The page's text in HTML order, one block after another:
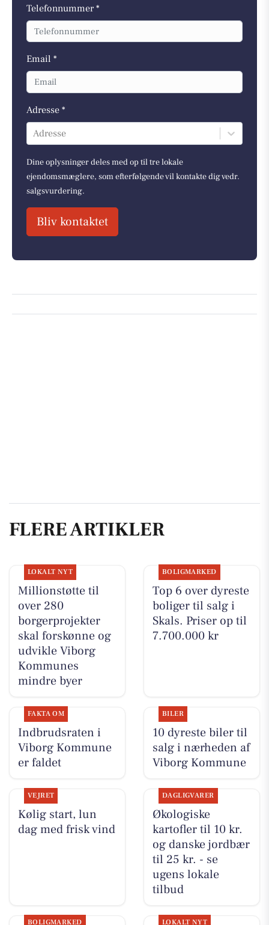
Telefonnummer *
Email *
Adresse *
Adresse
Dine oplysninger deles med op til tre lokale
ejendomsmæglere, som efterfølgende vil kontakte dig vedr.
salgsvurdering.
Bliv kontaktet
FLERE ARTIKLER
LOKALT NYT
Millionstøtte til
over 280
borgerprojekter
skal forskønne og
udvikle Viborg
Kommunes
mindre byer
BOLIGMARKED
Top 6 over dyreste
boliger til salg i
Skals. Priser op til
7.700.000 kr
FAKTA OM
Indbrudsraten i
Viborg Kommune
er faldet
BILER
10 dyreste biler til
salg i nærheden af
Viborg Kommune
VEJRET
Kølig start, lun
dag med frisk vind
DAGLIGVARER
Økologiske
kartofler til 10 kr.
og danske jordbær
til 25 kr. - se
ugens lokale
tilbud
BOLIGMARKED LOKALT NYT